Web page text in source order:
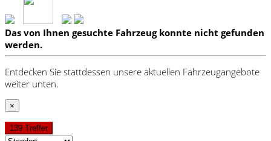
Das von Ihnen gesuchte Fahrzeug konnte nicht gefunden
werden.
Entdecken Sie stattdessen unsere aktuellen Fahrzeugangebote
weiter unten.
×
139 Treffer